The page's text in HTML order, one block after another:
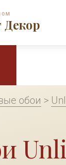
Декор
обои >